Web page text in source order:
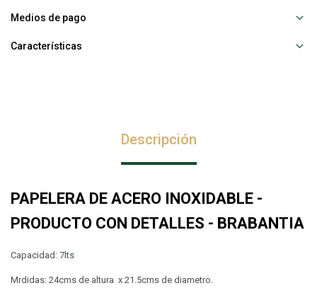
Medios de pago
Características
Descripción
PAPELERA DE ACERO INOXIDABLE -
PRODUCTO CON DETALLES - BRABANTIA
Capacidad: 7lts
Mrdidas: 24cms de altura x 21.5cms de diametro.